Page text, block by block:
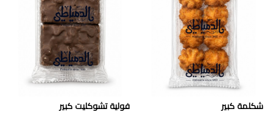
شكلمة كبير فولية تشوكليت كبير